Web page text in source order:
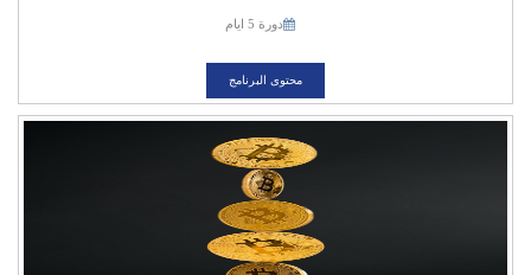
دورة 5 ايام
محتوى البرنامج